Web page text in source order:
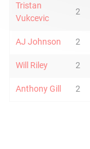
Tristan
Vukcevic
2
AJ Johnson 2
Will Riley 2
Anthony Gill 2